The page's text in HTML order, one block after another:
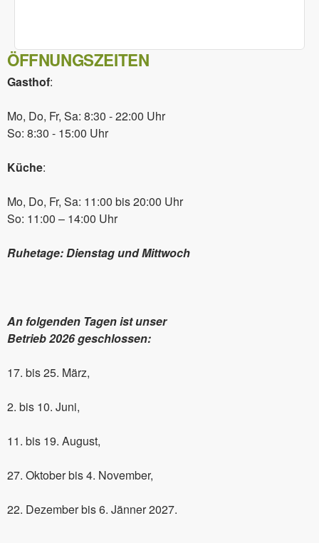
ÖFFNUNGSZEITEN
Gasthof:
Mo, Do, Fr, Sa: 8:30 - 22:00 Uhr
So: 8:30 - 15:00 Uhr
Küche:
Mo, Do, Fr, Sa: 11:00 bis 20:00 Uhr
So: 11:00 – 14:00 Uhr
Ruhetage: Dienstag und Mittwoch
An folgenden Tagen ist unser
Betrieb 2026 geschlossen:
17. bis 25. März,
2. bis 10. Juni,
11. bis 19. August,
27. Oktober bis 4. November,
22. Dezember bis 6. Jänner 2027.